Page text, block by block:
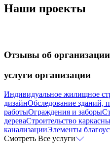
Наши проекты
Отзывы об организации
услуги организации
Индивидуальное жилищное
дизайнОбследование зданий,
работыОграждения и заборы
дереваСтроительство
канализацииЭлементы
Смотреть Все услуги